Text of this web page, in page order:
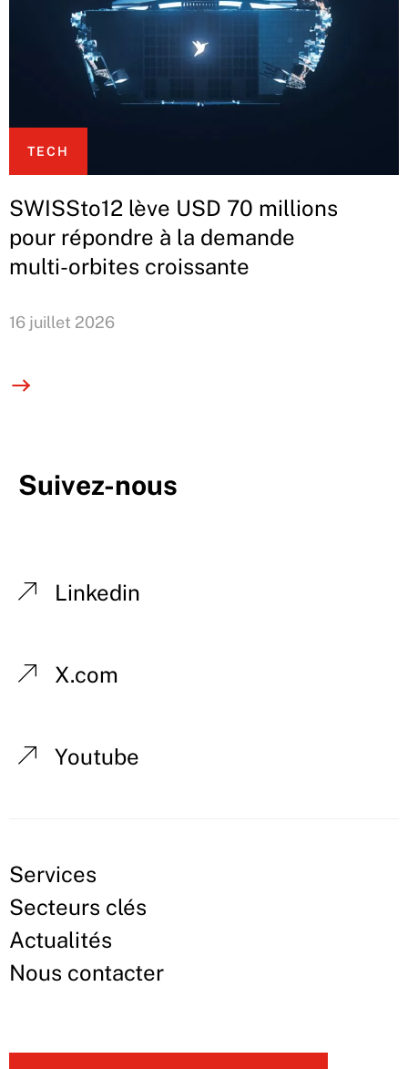
TECH
SWISSto12 lève USD 70 millions
pour répondre à la demande
multi-orbites croissante
16 juillet 2026
Suivez-nous
Linkedin
X.com
Youtube
Services
Secteurs clés
Actualités
Nous contacter